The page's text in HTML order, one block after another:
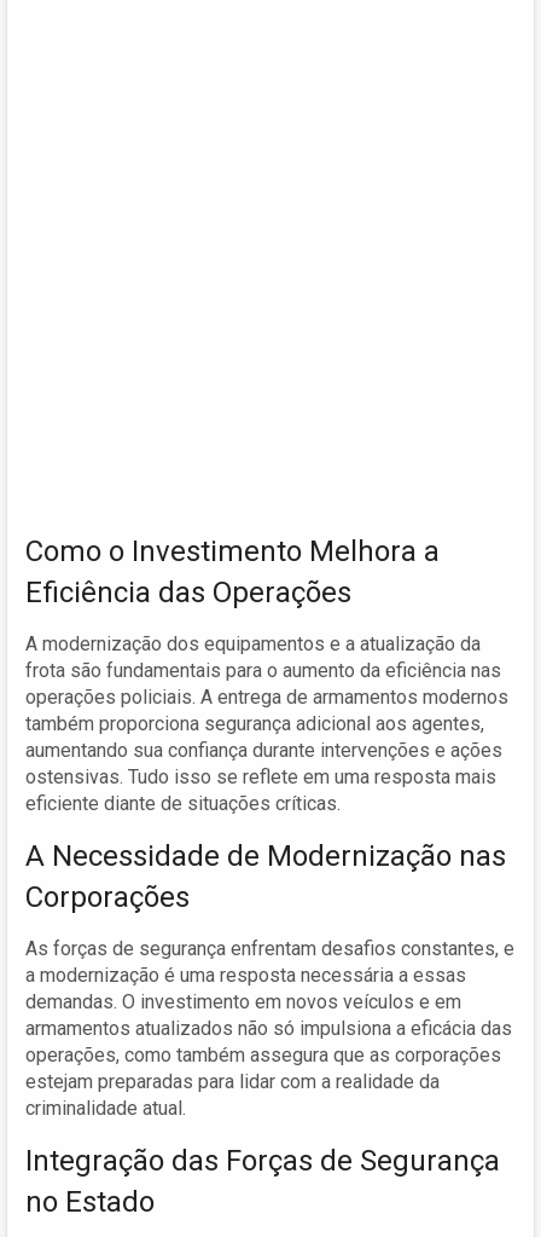
Como o Investimento Melhora a
Eficiência das Operações
A modernização dos equipamentos e a atualização da
frota são fundamentais para o aumento da eficiência nas
operações policiais. A entrega de armamentos modernos
também proporciona segurança adicional aos agentes,
aumentando sua confiança durante intervenções e ações
ostensivas. Tudo isso se reflete em uma resposta mais
eficiente diante de situações críticas.
A Necessidade de Modernização nas
Corporações
As forças de segurança enfrentam desafios constantes, e
a modernização é uma resposta necessária a essas
demandas. O investimento em novos veículos e em
armamentos atualizados não só impulsiona a eficácia das
operações, como também assegura que as corporações
estejam preparadas para lidar com a realidade da
criminalidade atual.
Integração das Forças de Segurança
no Estado